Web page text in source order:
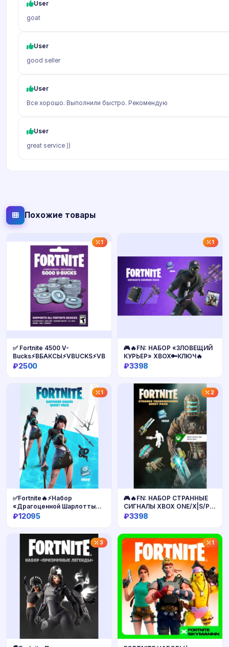
User
goat
User
good seller
User
Все хорошо. Выполнили быстро. Рекомендую
User
great service ))
Похожие товары
1
Купить
✅ Fortnite 4500 V-
Bucks⚡️ВБАКСЫ⚡️VBUCKS⚡️VB⚡️ВБ⚡️
₽2500
1
Купить
🎮🔥FN: НАБОР «ЗЛОВЕЩИЙ
КУРЬЕР» XBOX🔑КЛЮЧ🔥
₽3398
1
Купить
✅Fortnite🔥⚡️Набор
«Драгоценной Шарлотты»
+1500 Vbucks✅
₽12095
2
Купить
🎮🔥FN: НАБОР СТРАННЫЕ
СИГНАЛЫ XBOX ONE/X|S/PC
🔑КЛЮЧ🔥
₽3398
3 1